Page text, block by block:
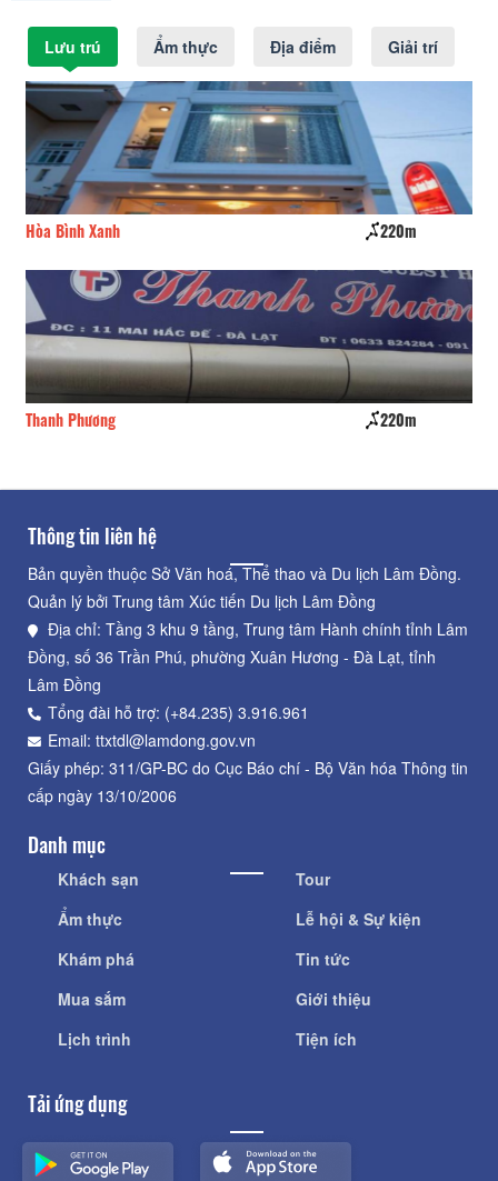
Lưu trú Ẩm thực Địa điểm Giải trí
Hòa Bình Xanh 220m
Thanh Phương 220m
Thông tin liên hệ
Bản quyền thuộc Sở Văn hoá, Thể thao và Du lịch Lâm Đồng.
Quản lý bởi Trung tâm Xúc tiến Du lịch Lâm Đồng
Địa chỉ: Tầng 3 khu 9 tầng, Trung tâm Hành chính tỉnh Lâm
Đồng, số 36 Trần Phú, phường Xuân Hương - Đà Lạt, tỉnh
Lâm Đồng
Tổng đài hỗ trợ: (+84.235) 3.916.961
Email: ttxtdl@lamdong.gov.vn
Giấy phép: 311/GP-BC do Cục Báo chí - Bộ Văn hóa Thông tin
cấp ngày 13/10/2006
Danh mục
Khách sạn
Ẩm thực
Khám phá
Mua sắm
Lịch trình
Tour
Lễ hội & Sự kiện
Tin tức
Giới thiệu
Tiện ích
Tải ứng dụng